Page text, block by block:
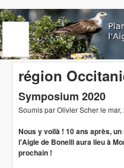
Aller au
région
Symposium 2020
Soumis parOlivier Scherle
Nous y voilà ! 10 ans après,
l'Aigle de Bonelli aura lieu à
prochain !